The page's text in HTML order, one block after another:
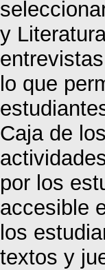
y
lo que
Caja de
por los
accesible
los
textos y